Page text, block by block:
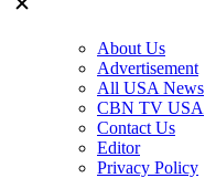
About Us
Advertisement
All USA News
CBN TV USA
Contact Us
Editor
Privacy Policy